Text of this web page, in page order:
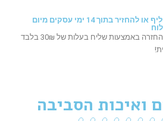
✓ ניתן להחליף או להחזיר בתוך 14 ימי עסקים מיום
+החלפה או החזרה באמצעות שליח בעלות של 30₪ בלבד
ואיכות הסביבה